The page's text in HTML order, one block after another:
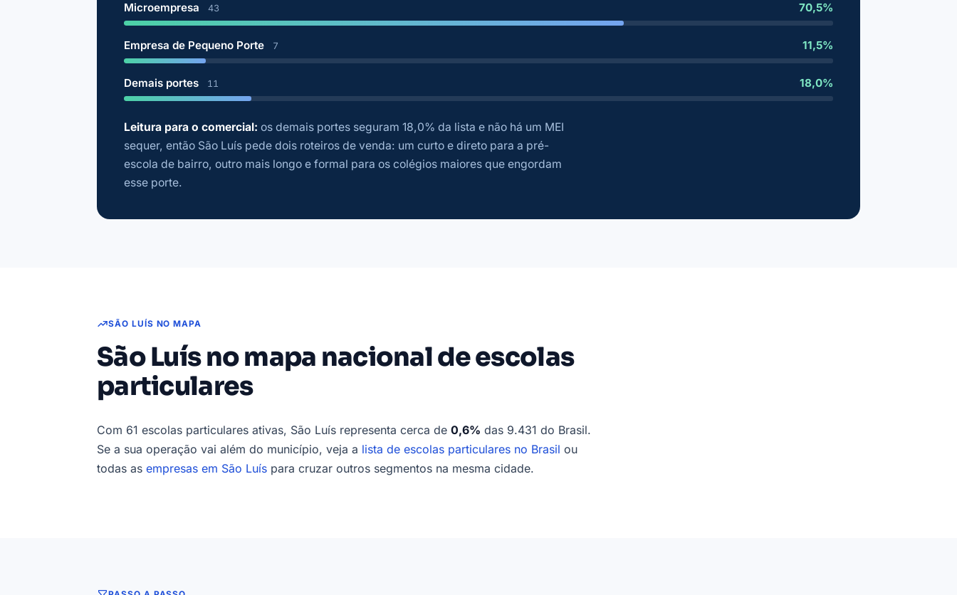
Microempresa 43 70,5%
Empresa de Pequeno Porte 7 11,5%
Demais portes 11 18,0%
Leitura para o comercial: os demais portes seguram 18,0% da lista e não há um MEI
sequer, então São Luís pede dois roteiros de venda: um curto e direto para a pré-
escola de bairro, outro mais longo e formal para os colégios maiores que engordam
esse porte.
SÃO LUÍS NO MAPA
São Luís no mapa nacional de escolas
particulares
Com 61 escolas particulares ativas, São Luís representa cerca de 0,6% das 9.431 do Brasil.
Se a sua operação vai além do município, veja a lista de escolas particulares no Brasil ou
todas as empresas em São Luís para cruzar outros segmentos na mesma cidade.